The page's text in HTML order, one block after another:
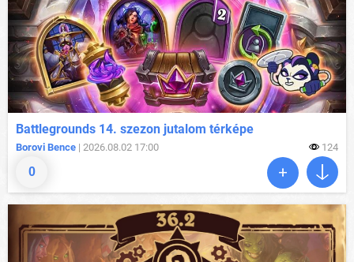
0
Battlegrounds 14. szezon jutalom térképe
Borovi Bence | 2026.08.02 17:00 124